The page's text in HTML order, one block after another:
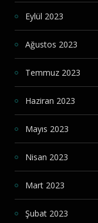
Eylül 2023
Ağustos 2023
Temmuz 2023
Haziran 2023
Mayıs 2023
Nisan 2023
Mart 2023
Şubat 2023